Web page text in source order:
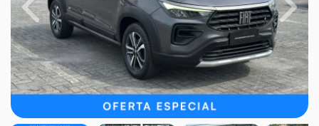
Previous Next